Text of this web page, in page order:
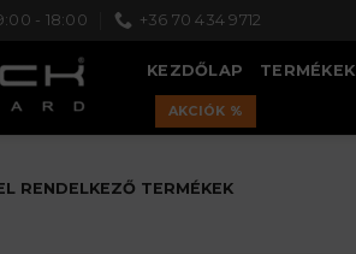
- 18:00 +36 70 434 9712
KEZDŐLAP TERMÉKEK
AKCIÓK %
RENDELKEZŐ TERMÉKEK